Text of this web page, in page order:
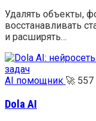
Удалять объекты,
восстанавливать
и расширять…
AI помощник 🚀 557
Dola AI